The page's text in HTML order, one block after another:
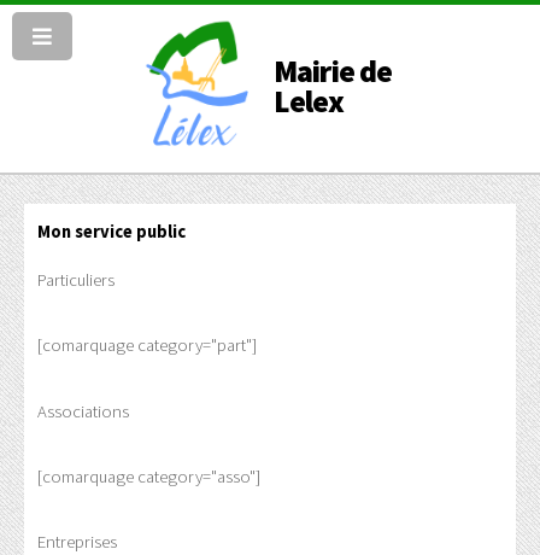
Mairie de
Lelex
Mon service public
Particuliers
[comarquage category="part"]
Associations
[comarquage category="asso"]
Entreprises